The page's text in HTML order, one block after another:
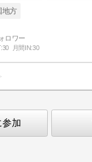
地方
30 月間IN:30
参加